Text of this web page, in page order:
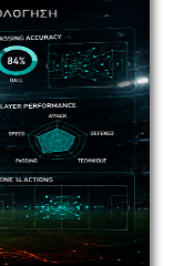
0
0 0
0
0
0 0
0
0